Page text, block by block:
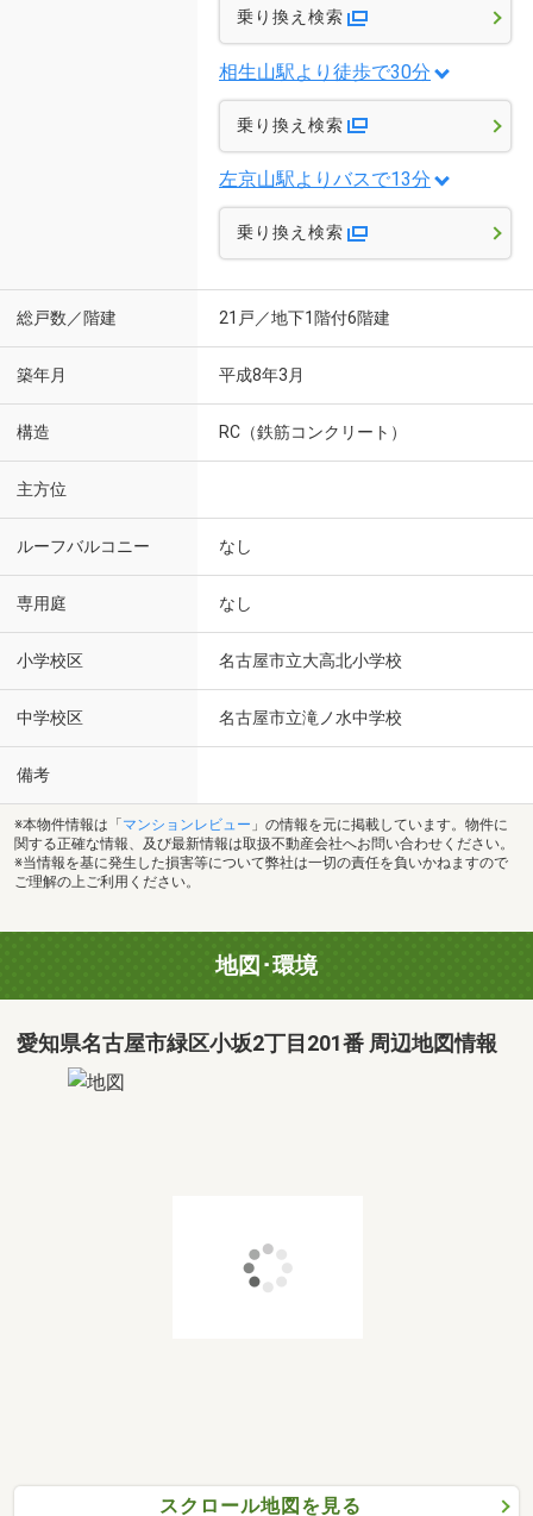
乗り換え検索
相生山駅より徒歩で30分
乗り換え検索
左京山駅よりバスで13分
乗り換え検索
総戸数／階建 21戸／地下1階付6階建
築年月 平成8年3月
構造 RC（鉄筋コンクリート）
主方位
ルーフバルコニー なし
専用庭 なし
小学校区 名古屋市立大高北小学校
中学校区 名古屋市立滝ノ水中学校
備考
※本物件情報は「 マンションレビュー 」の情報を元に掲載しています。物件に
関する正確な情報、及び最新情報は取扱不動産会社へお問い合わせください。
※当情報を基に発生した損害等について弊社は一切の責任を負いかねますので
ご理解の上ご利用ください。
地図･環境
愛知県名古屋市緑区小坂2丁目201番 周辺地図情報
スクロール地図を見る